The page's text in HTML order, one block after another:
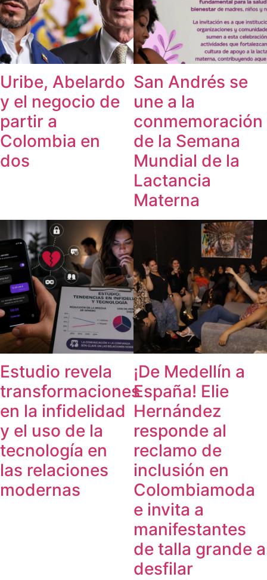
Uribe, Abelardo
y el negocio de
partir a
Colombia en
dos
San Andrés se
une a la
conmemoración
de la Semana
Mundial de la
Lactancia
Materna
Estudio revela
transformaciones
en la infidelidad
y el uso de la
tecnología en
las relaciones
modernas
¡De Medellín a
España! Elie
Hernández
responde al
reclamo de
inclusión en
Colombiamoda
e invita a
manifestantes
de talla grande a
desfilar